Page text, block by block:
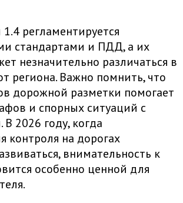
регламентируется
стандартами и ПДД, а их
незначительно различаться в
региона. Важно помнить, что
дорожной разметки помогает
и спорных ситуаций с
2026 году, когда
контроля на дорогах
внимательность к
особенно ценной для